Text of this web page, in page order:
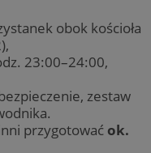
obok kościoła
23:00–24:00,
zestaw
przygotować ok.